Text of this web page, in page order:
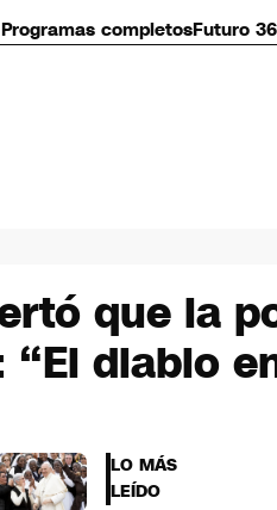
completosFuturo
que la
“El diablo
LO MÁS
LEÍDO